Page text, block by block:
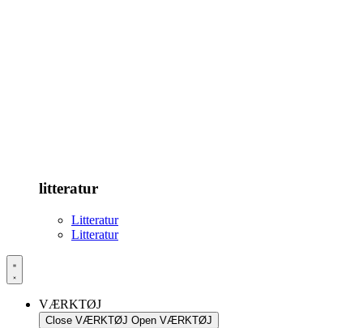
litteratur
Litteratur
Litteratur
VÆRKTØJ
Close VÆRKTØJ Open VÆRKTØJ